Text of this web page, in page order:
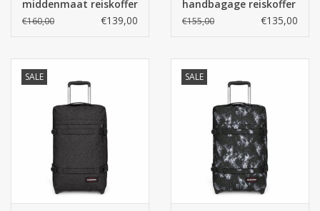
middenmaat reiskoffer
- Sculptype Black
€160,00 €139,00
handbagage reiskoffer
- Sculptype Black
€155,00 €135,00
SALE SALE